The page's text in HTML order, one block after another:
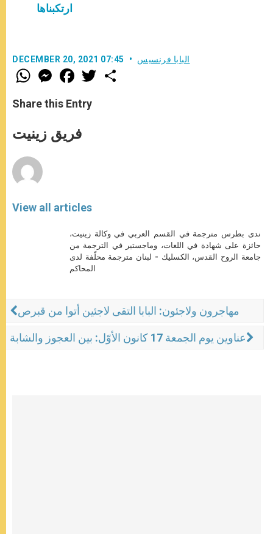
ارتكبناها
DECEMBER 20, 2021 07:45 البابا فرنسيس
W
h
t
s
p
p
M
e
s
e
g
e
F
a
e
b
o
k
w
Share this Entry
فريق زينيت
View all articles
ندى بطرس مترجمة في القسم العربي في وكالة زينيت،
حائزة على شهادة في اللغات، وماجستير في الترجمة من
جامعة الروح القدس، الكسليك - لبنان مترجمة محلّفة لدى
المحاكم
مهاجرون ولاجئون: البابا التقى لاجئين أتوا من قبرص
عناوين يوم الجمعة 17 كانون الأوّل: بين العجوز والشابة